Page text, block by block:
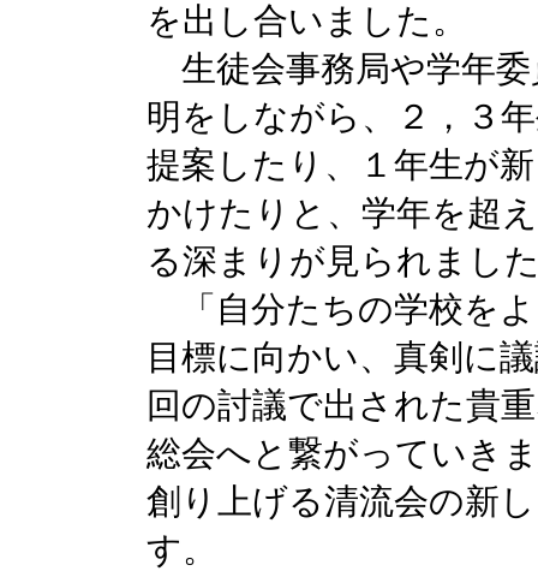
を出し合いました。
生徒会事務局や学年
明をしながら、２，３
提案したり、１年生が
かけたりと、学年を超
る深まりが見られまし
「自分たちの学校を
目標に向かい、真剣に
回の討議で出された貴
総会へと繋がっていき
創り上げる清流会の新
す。